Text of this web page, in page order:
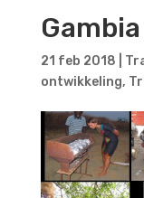
21 feb 2018
ontwikkeling,